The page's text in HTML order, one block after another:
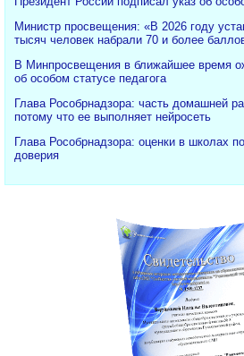
Министр просвещения: «В 2026 году
тысяч человек набрали 70 и более
В Минпросвещения в ближайшее время
об особом статусе педагога
Глава Рособрнадзора: часть домашней
потому что ее выполняет нейросеть
Глава Рособрнадзора: оценки в школах
доверия